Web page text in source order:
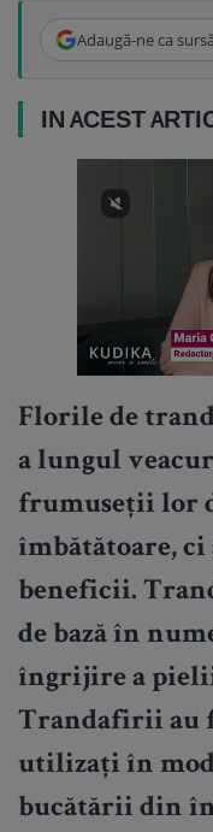
Adaugă-ne ca
IN ACEST
Florile de
a lungul
frumuseții lor
îmbătătoare,
beneficii.
de bază în
îngrijire a pielii
Trandafirii au
utilizați în
bucătării din